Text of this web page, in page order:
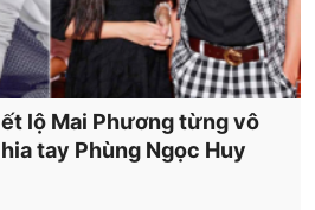
lộ Mai Phương từng vô
tay Phùng Ngọc Huy